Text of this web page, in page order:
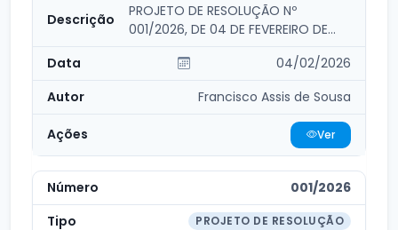
PROJETO DE RESOLUÇÃO Nº
001/2026, DE 04 DE FEVEREIRO DE
04/02/2026
Francisco Assis de Sousa
Ver
001/2026
PROJETO DE RESOLUÇÃO